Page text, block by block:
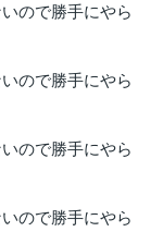
ので勝手にやら
ので勝手にやら
ので勝手にやら
ので勝手にやら